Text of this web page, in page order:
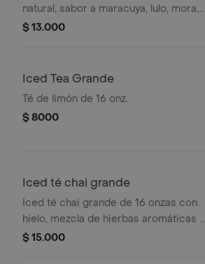
natural, sabor a maracuya, lulo, mora,
guanábana y mango
$ 13.000
Iced Tea Grande
Té de limón de 16 onz.
$ 8000
Iced té chai grande
Iced té chai grande de 16 onzas con
hielo, mezcla de hierbas aromáticas y
especias.
$ 15.000